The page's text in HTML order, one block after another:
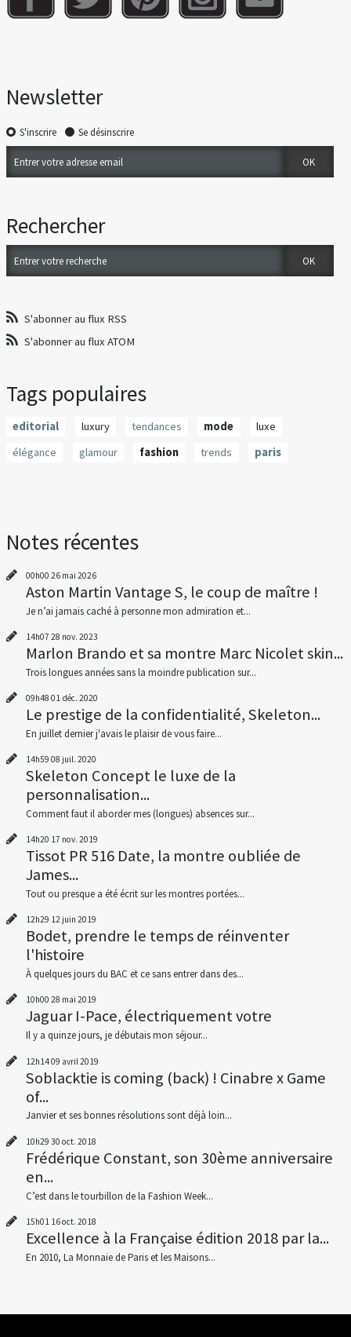
Newsletter
S'inscrire Se désinscrire
Rechercher
S'abonner au flux RSS
S'abonner au flux ATOM
Tags populaires
editorial luxury tendances mode
luxe
élégance
glamour fashion trends paris
Notes récentes
00h00 26 mai 2026
Aston Martin Vantage S, le coup de maître !
Je n’ai jamais caché à personne mon admiration et...
14h07 28 nov. 2023
Marlon Brando et sa montre Marc Nicolet skin...
Trois longues années sans la moindre publication sur...
09h48 01 déc. 2020
Le prestige de la confidentialité, Skeleton...
En juillet dernier j'avais le plaisir de vous faire...
14h59 08 juil. 2020
Skeleton Concept le luxe de la
personnalisation...
Comment faut il aborder mes (longues) absences sur...
14h20 17 nov. 2019
Tissot PR 516 Date, la montre oubliée de
James...
Tout ou presque a été écrit sur les montres portées...
12h29 12 juin 2019
Bodet, prendre le temps de réinventer
l'histoire
À quelques jours du BAC et ce sans entrer dans des...
10h00 28 mai 2019
Jaguar I-Pace, électriquement votre
Il y a quinze jours, je débutais mon séjour...
12h1409 avril 2019
Soblacktie is coming (back) ! Cinabre x Game
of...
Janvier et ses bonnes résolutions sont déjà loin...
10h29 30 oct. 2018
Frédérique Constant, son 30ème anniversaire
en...
C’est dans le tourbillon de la Fashion Week...
15h01 16oct. 2018
Excellence à la Française édition 2018 par la...
En 2010, La Monnaie de Paris et les Maisons...